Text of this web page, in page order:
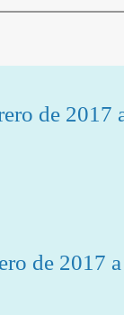
de 2017
de 2017